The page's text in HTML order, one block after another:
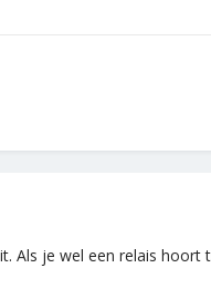
je wel een relais hoort